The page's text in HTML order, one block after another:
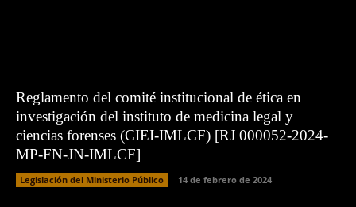
Reglamento del comité institucional de ética en
investigación del instituto de medicina legal y
ciencias forenses (CIEI-IMLCF) [RJ 000052-2024-
MP-FN-JN-IMLCF]
Legislación del Ministerio Público 14 de febrero de 2024